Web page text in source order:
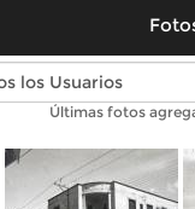
Fotos
Últimas fotos